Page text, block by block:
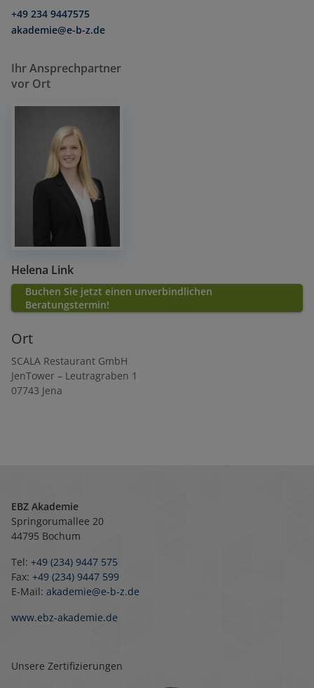
+49 234 9447575
akademie@e-b-z.de
Ihr Ansprechpartner
vor Ort
Helena Link
Buchen Sie jetzt einen unverbindlichen
Beratungstermin!
Ort
SCALA Restaurant GmbH
JenTower – Leutragraben 1
07743 Jena
EBZ Akademie
Springorumallee 20
44795 Bochum
Tel: +49 (234) 9447 575
Fax: +49 (234) 9447 599
E-Mail: akademie@e-b-z.de
www.ebz-akademie.de
Unsere Zertifizierungen